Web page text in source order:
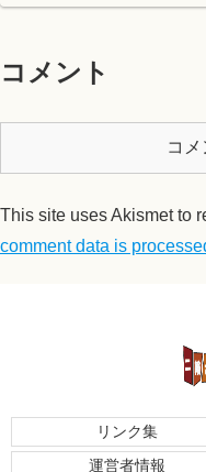
コメント
コ
This site uses Akismet to
comment data is
リンク集
運営者情報